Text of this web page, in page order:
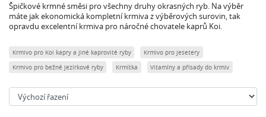
Špičkové krmné směsi pro všechny druhy okrasných ryb. Na výběr
máte jak ekonomická kompletní krmiva z výběrových surovin, tak
opravdu excelentní krmiva pro náročné chovatele kaprů Koi.
Krmivo pro Koi kapry a jiné kaprovité ryby
Krmivo pro jesetery
Krmivo pro bežné jezírkové ryby
Krmítka Vitamíny a přísady do krmiv
Seřadit: